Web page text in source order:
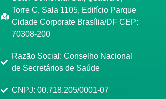
Torre C, Sala 1105, Edifício Parque
Cidade Corporate Brasília/DF CEP:
70308-200
Razão Social: Conselho Nacional
de Secretários de Saúde
CNPJ: 00.718.205/0001-07